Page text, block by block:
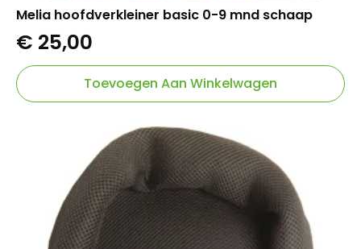
Melia hoofdverkleiner basic 0-9 mnd schaap
€ 25,00
Toevoegen Aan Winkelwagen